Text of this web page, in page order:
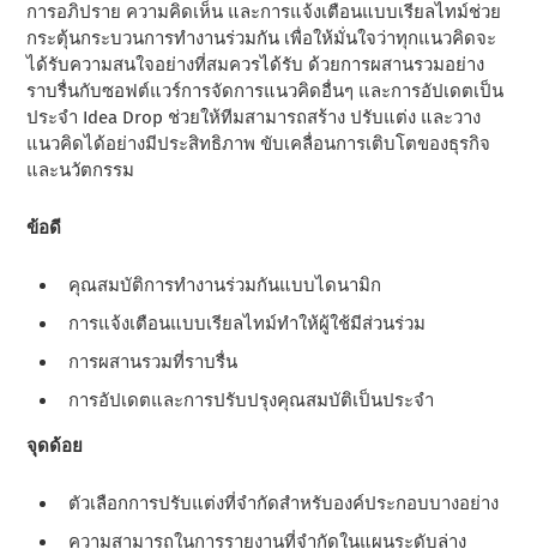
การอภิปราย ความคิดเห็น และการแจ้งเตือนแบบเรียลไทม์ช่วย
กระตุ้นกระบวนการทํางานร่วมกัน เพื่อให้มั่นใจว่าทุกแนวคิดจะ
ได้รับความสนใจอย่างที่สมควรได้รับ ด้วยการผสานรวมอย่าง
ราบรื่นกับซอฟต์แวร์การจัดการแนวคิดอื่นๆ และการอัปเดตเป็น
ประจํา Idea Drop ช่วยให้ทีมสามารถสร้าง ปรับแต่ง และวาง
แนวคิดได้อย่างมีประสิทธิภาพ ขับเคลื่อนการเติบโตของธุรกิจ
และนวัตกรรม
ข้อดี
คุณสมบัติการทํางานร่วมกันแบบไดนามิก
การแจ้งเตือนแบบเรียลไทม์ทําให้ผู้ใช้มีส่วนร่วม
การผสานรวมที่ราบรื่น
การอัปเดตและการปรับปรุงคุณสมบัติเป็นประจํา
จุดด้อย
ตัวเลือกการปรับแต่งที่จํากัดสําหรับองค์ประกอบบางอย่าง
ความสามารถในการรายงานที่จํากัดในแผนระดับล่าง